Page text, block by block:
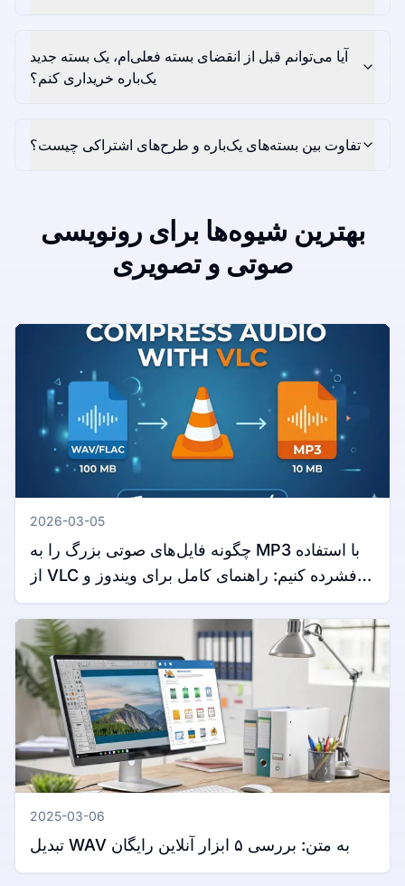
آیا می‌توانم قبل از انقضای بسته فعلی‌ام، یک بسته جدید
یک‌باره خریداری کنم؟
تفاوت بین بسته‌های یک‌باره و طرح‌های اشتراکی چیست؟
بهترین شیوه‌ها برای رونویسی
صوتی و تصویری
2026-03-05
چگونه فایل‌های صوتی بزرگ را به MP3 با استفاده
از VLC فشرده کنیم: راهنمای کامل برای ویندوز و
مک
2025-03-06
تبدیل WAV به متن: بررسی ۵ ابزار آنلاین رایگان